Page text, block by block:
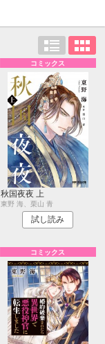
コミックス
秋国夜夜 上
東野 海、栗山 青
試し読み
コミックス